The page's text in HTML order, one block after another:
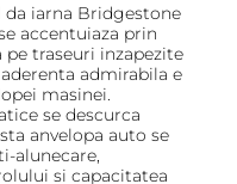
da iarna Bridgestone
accentuiaza prin
traseuri inzapezite
admirabila e
masinei.
se descurca
anvelopa auto se
alunecare,
si capacitatea